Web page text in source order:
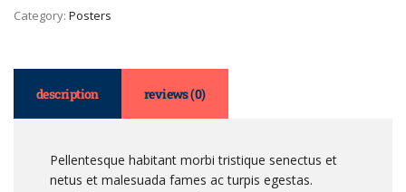
Category: Posters
description reviews (0)
Pellentesque habitant morbi tristique senectus et
netus et malesuada fames ac turpis egestas.